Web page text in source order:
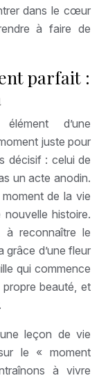
dans le cœur
à faire de
parfait :
d’une
juste pour
décisif : celui de
un acte anodin.
moment de la vie
nouvelle histoire.
à reconnaître le
grâce d’une fleur
qui commence
beauté, et
leçon de vie
le « moment
à vivre